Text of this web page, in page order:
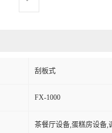
刮板式
FX-1000
茶餐厅设备,蛋糕房设备,